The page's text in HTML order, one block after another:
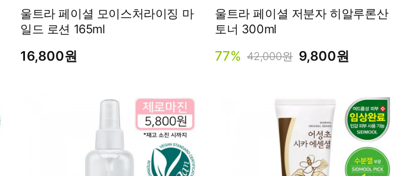
울트라 페이셜 모이스처라이징 마
일드 로션 165ml
16,800원
울트라 페이셜 저분자 히알루론산
토너 300ml
77% 42,000원 9,800원